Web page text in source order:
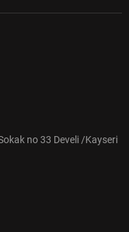
no 33 Develi /Kayseri